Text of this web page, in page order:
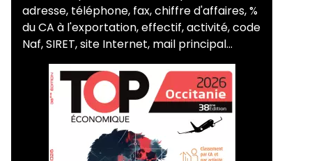
adresse, téléphone, fax, chiffre d'affaires, %
du CA à l'exportation, effectif, activité, code
Naf, SIRET, site Internet, mail principal...